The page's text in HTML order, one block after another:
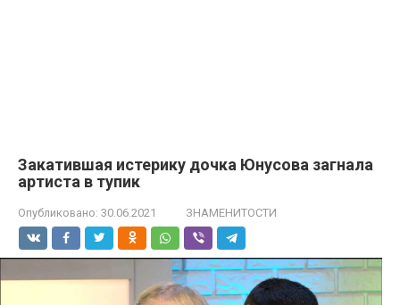
Закатившая иcтерику дочка Юнусова загнала
артиста в тyпик
Опубликовано: 30.06.2021 ЗНАМЕНИТОСТИ